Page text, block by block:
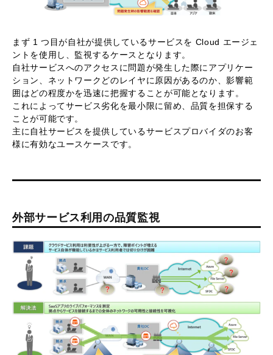
まず 1 つ目が自社が提供しているサービスを Cloud エージェ
ントを使用し、監視するケースとなります。
自社サービスへのアクセスに問題が発生した際にアプリケー
ション、ネットワークどのレイヤに原因があるのか、影響範
囲はどの程度かを迅速に把握することが可能となります。
これによってサービス劣化を最小限に留め、品質を担保する
ことが可能です。
主に自社サービスを提供しているサービスプロバイダのお客
様に有効なユースケースです。
外部サービス利用の品質監視